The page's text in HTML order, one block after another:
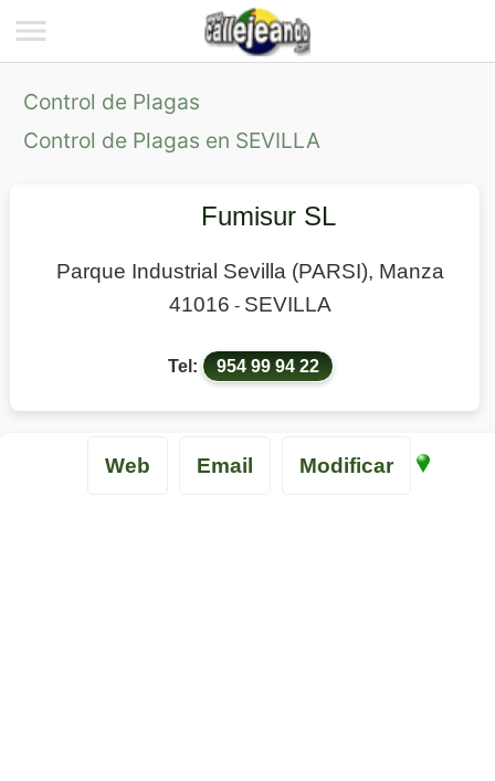
Control de Plagas
Control de Plagas en SEVILLA
Fumisur SL
Parque Industrial Sevilla (PARSI), Manza
41016 - SEVILLA
Tel: 954 99 94 22
Web Email Modificar